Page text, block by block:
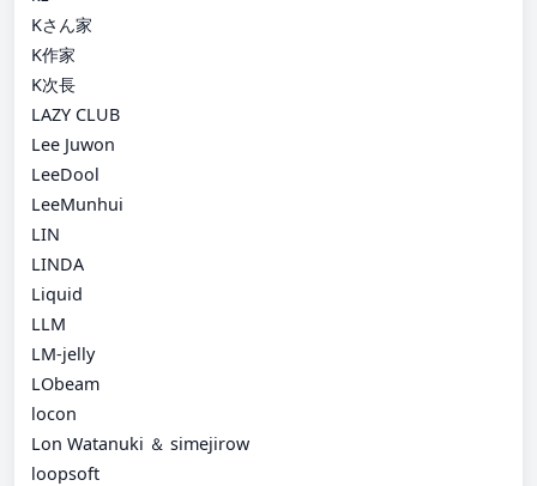
Kさん家
K作家
K次長
LAZY CLUB
Lee Juwon
LeeDool
LeeMunhui
LIN
LINDA
Liquid
LLM
LM-jelly
LObeam
locon
Lon Watanuki ＆ simejirow
loopsoft